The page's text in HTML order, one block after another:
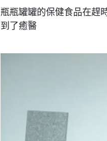
瓶瓶罐罐的保健食品在趕
到了癒醫